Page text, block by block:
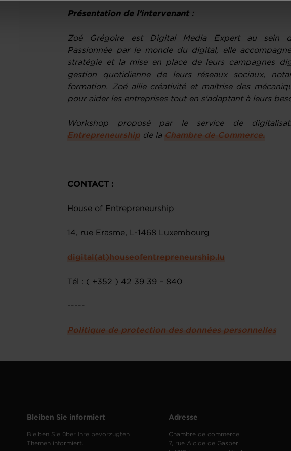
Présentation de l’intervenant :
Zoé Grégoire est Digital Media Expert au sein
Passionnée par le monde du digital, elle
stratégie et la mise en place de leurs campagnes
gestion quotidienne de leurs réseaux sociaux,
formation. Zoé allie créativité et maîtrise des
pour aider les entreprises tout en s'adaptant à leurs
Workshop proposé par le service de
Entrepreneurship de la Chambre de Commerce.
CONTACT :
House of Entrepreneurship
14, rue Erasme, L-1468 Luxembourg
digital(at)houseofentrepreneurship.lu
Tél : ( +352 ) 42 39 39 – 840
-----
Politique de protection des données personnelles
Bleiben Sie informiert
Bleiben Sie über Ihre bevorzugten
Themen informiert.
Adresse
Chambre de commerce
7, rue Alcide de Gasperi